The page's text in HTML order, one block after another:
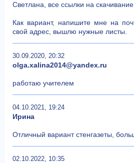
Светлана, все ссылки на
Как вариант, напишите мне на
свой адрес, вышлю нужные листы.
30.09.2020, 20:32
olga.xalina2014@yandex.ru
работаю учителем
04.10.2021, 19:24
Ирина
Отличный вариант стенгазеты,
02.10.2022, 10:35